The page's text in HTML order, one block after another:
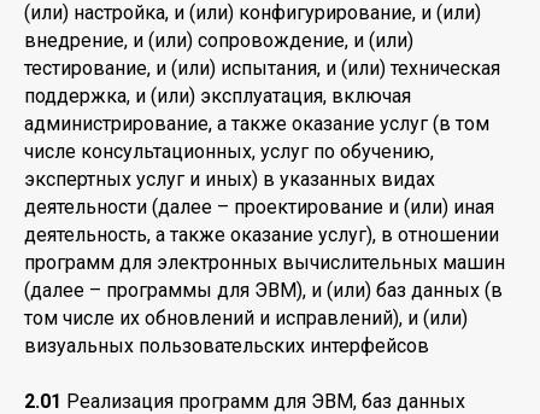
(или) настройка, и (или) конфигурирование, и (или)
внедрение, и (или) сопровождение, и (или)
тестирование, и (или) испытания, и (или) техническая
поддержка, и (или) эксплуатация, включая
администрирование, а также оказание услуг (в том
числе консультационных, услуг по обучению,
экспертных услуг и иных) в указанных видах
деятельности (далее – проектирование и (или) иная
деятельность, а также оказание услуг), в отношении
программ для электронных вычислительных машин
(далее – программы для ЭВМ), и (или) баз данных (в
том числе их обновлений и исправлений), и (или)
визуальных пользовательских интерфейсов
2.01 Реализация программ для ЭВМ, баз данных